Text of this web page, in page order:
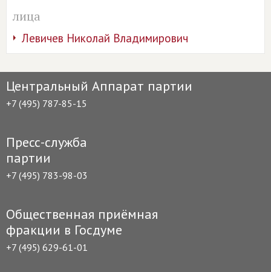
лица
Левичев Николай Владимирович
Центральный Аппарат партии
+7 (495) 787-85-15
Пресс-служба
партии
+7 (495) 783-98-03
Общественная приёмная
фракции в Госдуме
+7 (495) 629-61-01